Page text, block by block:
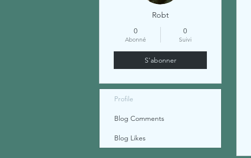
Robt
0
Abonné
0
Suivi
S'abonner
Profile
Blog Comments
Blog Likes